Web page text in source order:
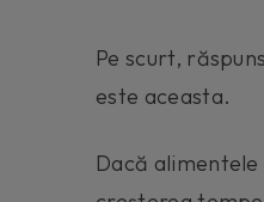
Pe scurt,
este aceasta.
Dacă